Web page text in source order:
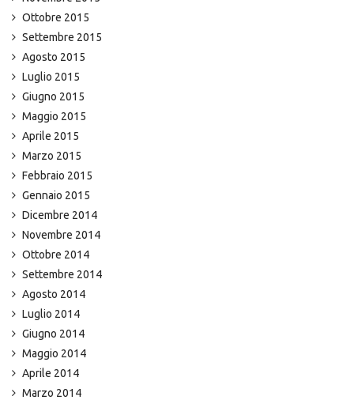
Ottobre 2015
Settembre 2015
Agosto 2015
Luglio 2015
Giugno 2015
Maggio 2015
Aprile 2015
Marzo 2015
Febbraio 2015
Gennaio 2015
Dicembre 2014
Novembre 2014
Ottobre 2014
Settembre 2014
Agosto 2014
Luglio 2014
Giugno 2014
Maggio 2014
Aprile 2014
Marzo 2014